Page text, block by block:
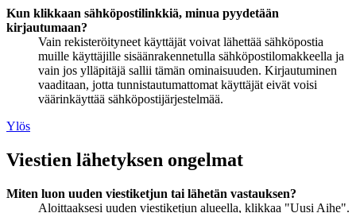
Kun klikkaan sähköpostilinkkiä, minua pyydetään
kirjautumaan?
Vain rekisteröityneet käyttäjät voivat lähettää sähköpostia
muille käyttäjille sisäänrakennetulla sähköpostilomakkeella ja
vain jos ylläpitäjä sallii tämän ominaisuuden. Kirjautuminen
vaaditaan, jotta tunnistautumattomat käyttäjät eivät voisi
väärinkäyttää sähköpostijärjestelmää.
Ylös
Viestien lähetyksen ongelmat
Miten luon uuden viestiketjun tai lähetän vastauksen?
Aloittaaksesi uuden viestiketjun alueella, klikkaa "Uusi Aihe".